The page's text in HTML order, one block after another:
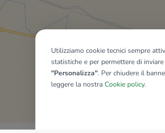
Mostra tutti
Utilizziamo cookie tecnici sempre
statistiche e per permettere di
"Personalizza". Per chiudere il
leggere la nostra Cookie policy.